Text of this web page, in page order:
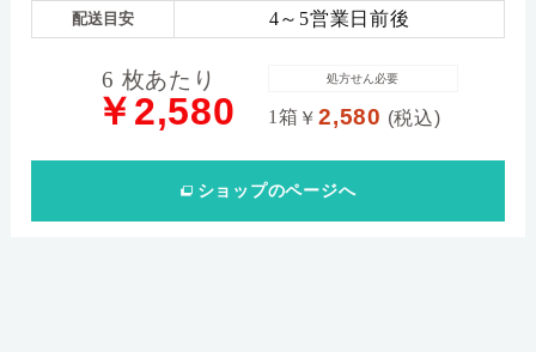
配送目安 4～5営業日前後
6 枚あたり
￥2,580 1箱 ￥2,580 (税込)
処方せん必要
ショップのページへ